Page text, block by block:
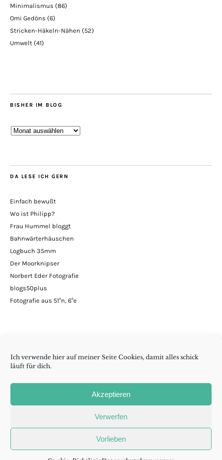
Ich verwende hier auf meiner Seite Cookies, damit alles schick
läuft für dich.
Akzeptieren
Verwerfen
Vorlieben
Minimalismus (86)
Omi Gedöns (6)
Stricken-Häkeln-Nähen (52)
Umwelt (41)
BISHER IM BLOG
Bisher
DA LESE ICH GERN
Einfach bewußt
Wo ist Philipp?
Frau Hummel bloggt
Bahnwärterhäuschen
Logbuch 35mm
Der Moorknipser
Norbert Eder Fotografie
blogs50plus
Fotografie aus 51°n, 6°e
Aurelia
auf
Mastodon
Richtlinie
(EU)
Copyright © 2015 - 2026 wenig reicht auch